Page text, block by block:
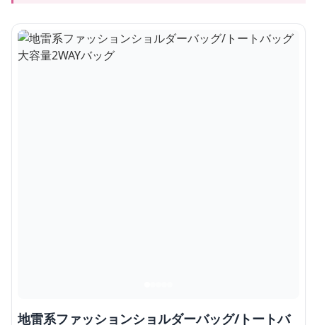
地雷系ファッションショルダーバッグ/トートバ